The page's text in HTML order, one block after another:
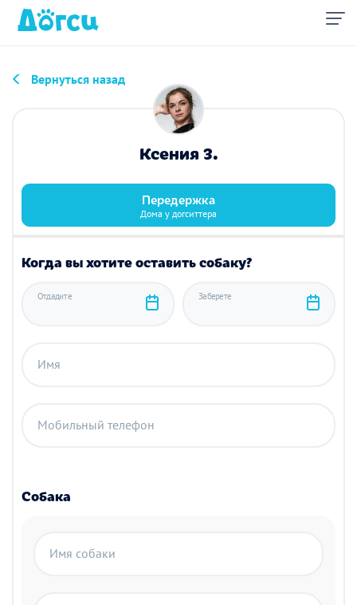
Вернуться назад
Ксения З.
Передержка
Дома у догситтера
Когда вы хотите оставить собаку?
Отдадите Заберете
Имя
Мобильный телефон
Собака
Имя собаки